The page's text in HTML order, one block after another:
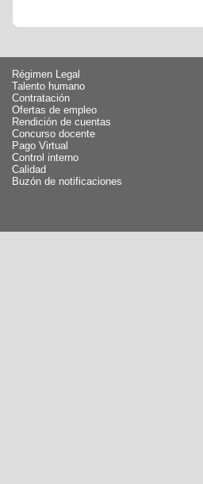
Régimen Legal
Talento humano
Contratación
Ofertas de empleo
Rendición de cuentas
Concurso docente
Pago Virtual
Control interno
Calidad
Buzón de notificaciones